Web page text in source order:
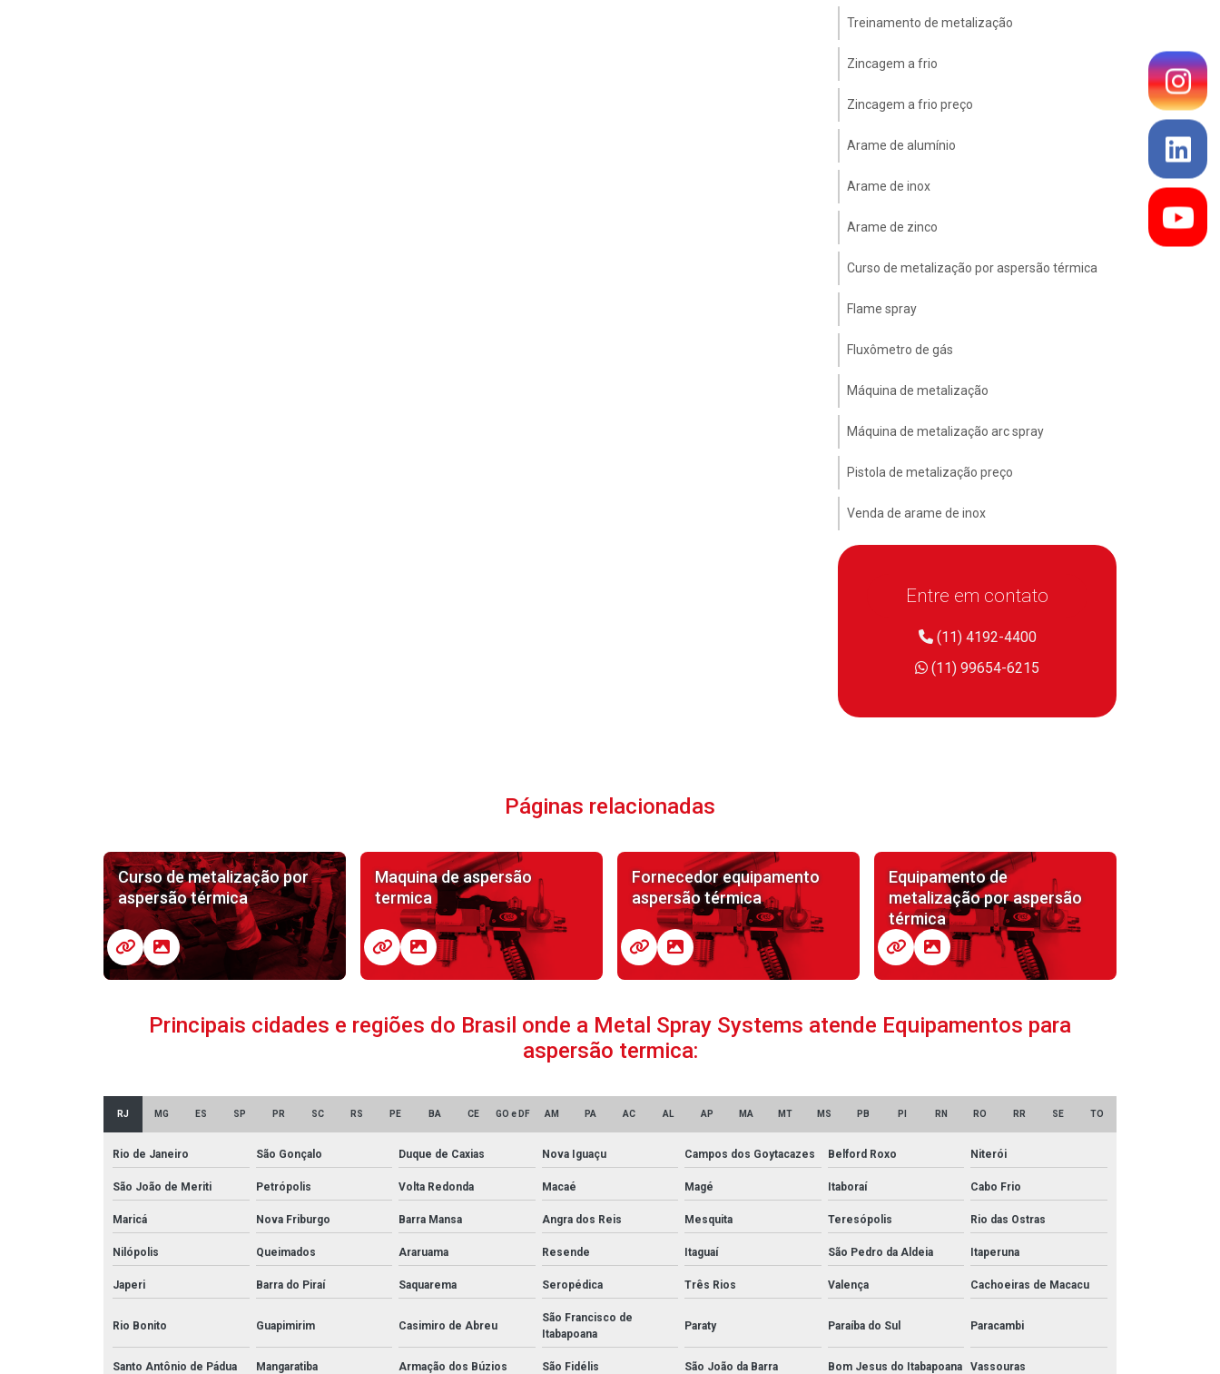
Treinamento de metalização
Zincagem a frio
Zincagem a frio preço
Arame de alumínio
Arame de inox
Arame de zinco
Curso de metalização por aspersão térmica
Flame spray
Fluxômetro de gás
Máquina de metalização
Máquina de metalização arc spray
Pistola de metalização preço
Venda de arame de inox
Entre em contato
(11) 4192-4400
(11) 99654-6215
Páginas relacionadas
Curso de metalização por
aspersão térmica
Maquina de aspersão
termica
Fornecedor equipamento
aspersão térmica
Equipamento de
metalização por aspersão
térmica
Principais cidades e regiões do Brasil onde a Metal Spray Systems atende Equipamentos para
aspersão termica:
RJ MG ES SP PR SC RS PE BA CE GO e DF AM PA AC AL AP MA MT MS PB PI RN RO RR SE TO
Rio de Janeiro São Gonçalo Duque de Caxias Nova Iguaçu Campos dos Goytacazes Belford Roxo Niterói
São João de Meriti Petrópolis Volta Redonda Macaé Magé Itaboraí Cabo Frio
Maricá Nova Friburgo Barra Mansa Angra dos Reis Mesquita Teresópolis Rio das Ostras
Nilópolis Queimados Araruama Resende Itaguaí São Pedro da Aldeia Itaperuna
Japeri Barra do Piraí Saquarema Seropédica Três Rios Valença Cachoeiras de Macacu
Rio Bonito Guapimirim Casimiro de Abreu
São Francisco de
Itabapoana
Paraty Paraíba do Sul Paracambi
Santo Antônio de Pádua Mangaratiba Armação dos Búzios São Fidélis São João da Barra Bom Jesus do Itabapoana Vassouras